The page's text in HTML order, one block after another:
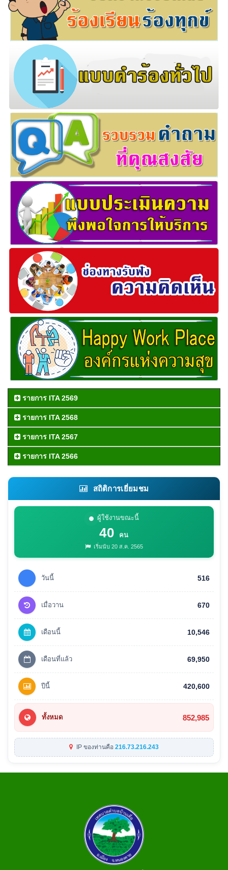
รายการ ITA 2569
รายการ ITA 2568
รายการ ITA 2567
รายการ ITA 2566
สถิติการเยี่ยมชม
ผู้ใช้งานขณะนี้
40 คน
เริ่มนับ 20 ส.ค. 2565
วันนี้ 516
เมื่อวาน 670
เดือนนี้ 10,546
เดือนที่แล้ว 69,950
ปีนี้ 420,600
ทั้งหมด 852,985
IP ของท่านคือ 216.73.216.243